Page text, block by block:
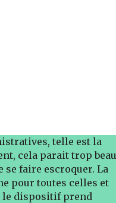
telle est la
cela parait trop beau
se faire escroquer. La
pour toutes celles et
le dispositif prend